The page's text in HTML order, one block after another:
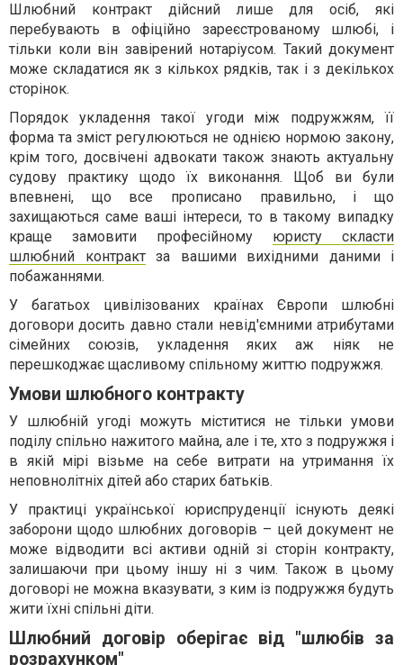
Шлюбний контракт дійсний лише для осіб, які
перебувають в офіційно зареєстрованому шлюбі, і
тільки коли він завірений нотаріусом. Такий документ
може складатися як з кількох рядків, так і з декількох
сторінок.
Порядок укладення такої угоди між подружжям, її
форма та зміст регулюються не однією нормою закону,
крім того, досвічені адвокати також знають актуальну
судову практику щодо їх виконання. Щоб ви були
впевнені, що все прописано правильно, і що
захищаються саме ваші інтереси, то в такому випадку
краще замовити професійному юристу скласти
шлюбний контрактза вашими вихідними даними і
побажаннями.
У багатьох цивілізованих країнах Європи шлюбні
договори досить давно стали невід'ємними атрибутами
сімейних союзів, укладення яких аж ніяк не
перешкоджає щасливому спільному життю подружжя.
Умови шлюбного контракту
У шлюбній угоді можуть міститися не тільки умови
поділу спільно нажитого майна, але і те, хто з подружжя і
в якій мірі візьме на себе витрати на утримання їх
неповнолітніх дітей або старих батьків.
У практиці української юриспруденції існують деякі
заборони щодо шлюбних договорів – цей документ не
може відводити всі активи одній зі сторін контракту,
залишаючи при цьому іншу ні з чим. Також в цьому
договорі не можна вказувати, з ким із подружжя будуть
жити їхні спільні діти.
Шлюбний договір оберігає від "шлюбів за
розрахунком"